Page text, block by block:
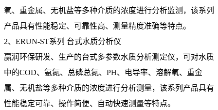
氧、重金属、无机盐等多种介质的浓度进行分析监测，该系列
产品具有性能稳定、可靠性高、测量精度准确等特点。
2、ERUN-ST系列 台式水质分析仪
赢润环保研发、生产的台式多参数水质分析测定仪，可对水质
中的COD、氨氮、总磷总氮、PH、电导率、溶解氧、重金
属、无机盐等多种介质的浓度进行分析测量，该系列产品具有
性能稳定可靠、操作简便、自动快速测量等特点。